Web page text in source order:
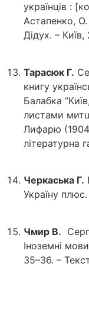
українців :
Астапенко,
Дідух. –
Тарасюк Г.
книгу
Балабка
листами
Лифарю
літературна
Черкаська Г.
Україну
Чмир В.
Іноземні
35–36. –